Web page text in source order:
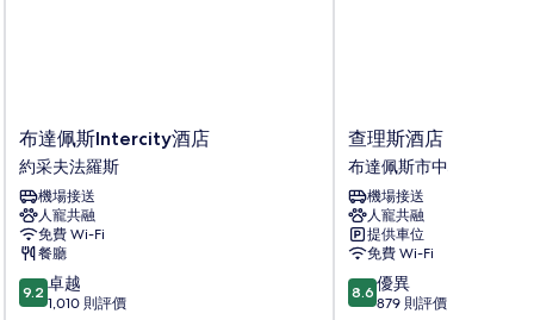
布
達
佩
斯
Intercity
酒
店
約
采
布達佩斯Intercity酒店
約采夫法羅斯
機場接送
人寵共融
免費 Wi-Fi
餐廳
9.2
分
9.2 卓越
1,010 則評價
查
理
斯
酒
店
布
達
佩
斯
查理斯酒店
布達佩斯市中心
機場接送
人寵共融
提供車位
免費 Wi-Fi
8.6
分
8.6 優異
879 則評價